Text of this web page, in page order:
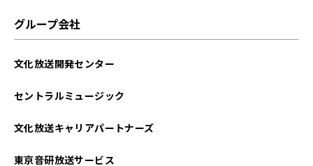
グループ会社
文化放送開発センター
セントラルミュージック
文化放送キャリアパートナーズ
東京音研放送サービス